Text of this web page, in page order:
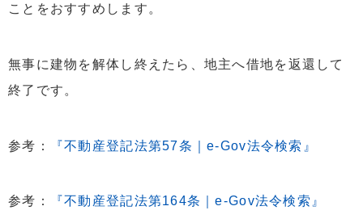
ことをおすすめします。
無事に建物を解体し終えたら、地主へ借地を返還して
終了です。
参考： 『不動産登記法第57条｜e-Gov法令検索』
参考： 『不動産登記法第164条｜e-Gov法令検索』